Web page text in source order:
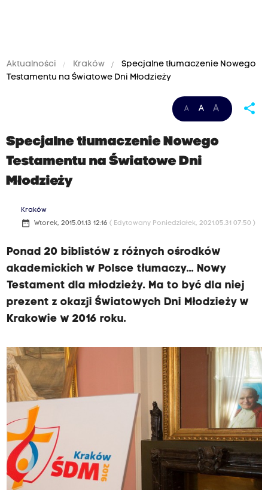
Aktualności Kraków
Specjalne tłumaczenie Nowego
Testamentu na Światowe Dni Młodzieży
A A A share
Specjalne tłumaczenie Nowego
Testamentu na Światowe Dni
Młodzieży
Kraków
date_range Wtorek, 2015.01.13 12:16 ( Edytowany Poniedziałek, 2021.05.31 07:50 )
Ponad 20 biblistów z różnych ośrodków
akademickich w Polsce tłumaczy... Nowy
Testament dla młodzieży. Ma to być dla niej
prezent z okazji Światowych Dni Młodzieży w
Krakowie w 2016 roku.